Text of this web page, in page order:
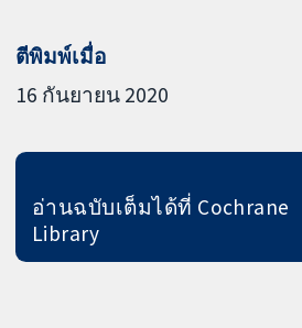
ตีพิมพ์เมื่อ
16 กันยายน 2020
อ่านฉบับเต็มได้ที่ Cochrane
Library